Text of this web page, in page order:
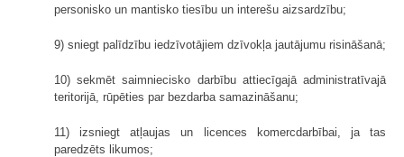
personisko un mantisko tiesību un interešu aizsardzību;
9) sniegt palīdzību iedzīvotājiem dzīvokļa jautājumu risināšanā;
10) sekmēt saimniecisko darbību attiecīgajā administratīvajā
teritorijā, rūpēties par bezdarba samazināšanu;
11) izsniegt atļaujas un licences komercdarbībai, ja tas
paredzēts likumos;